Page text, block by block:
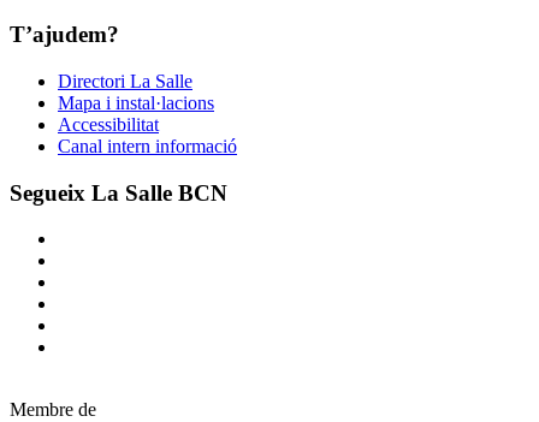
T’ajudem?
Directori La Salle
Mapa i instal·lacions
Accessibilitat
Canal intern informació
Segueix La Salle BCN
Membre de